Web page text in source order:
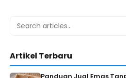
Search
Artikel Terbaru